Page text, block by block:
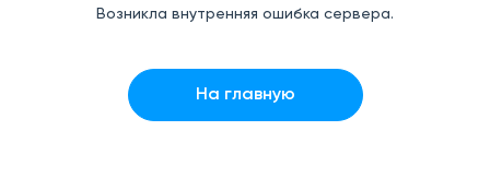
Возникла внутренняя ошибка сервера.
На главную